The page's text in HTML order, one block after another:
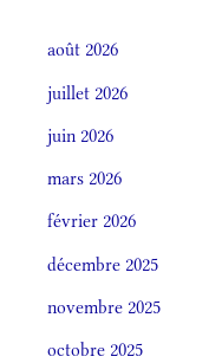
août 2026
juillet 2026
juin 2026
mars 2026
février 2026
décembre 2025
novembre 2025
octobre 2025